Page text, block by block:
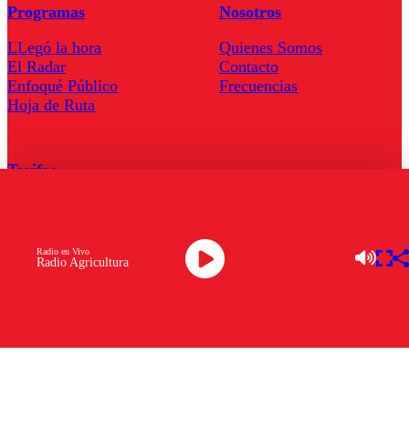
Radio Agricultura
Radio en Vivo
Programas
LLegó la hora
El Radar
Enfoqué Público
Hoja de Ruta
Nosotros
Quienes Somos
Contacto
Frecuencias
Tarifas
Descarga la APP